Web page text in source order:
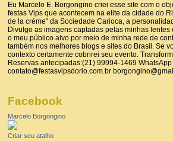
Eu Marcelo E. Borgongino criei esse site com o
festas Vips que acontecem na elite da cidade do
de la crème" da Sociedade Carioca, a
Divulgo as imagens captadas pelas minhas
o meu público alvo por meio de minha rede de
também nos melhores blogs e sites do Brasil. Se
contexto certamente cobrirei seu evento.
Reservas antecipadas:(21) 99994-1469
contato@festasvipsdorio.com.br
Facebook
Marcelo Borgongino
Criar seu atalho